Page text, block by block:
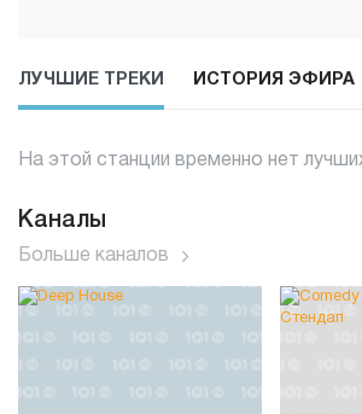
ЛУЧШИЕ ТРЕКИ ИСТОРИЯ ЭФИРА
На этой станции временно нет
Каналы
Больше каналов